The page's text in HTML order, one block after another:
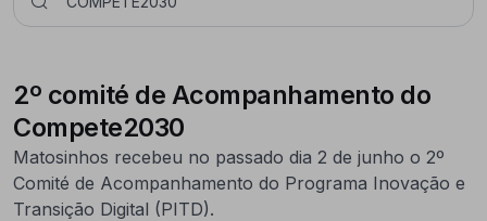
2º comité de Acompanhamento do
Compete2030
Matosinhos recebeu no passado dia 2 de junho o 2º
Comité de Acompanhamento do Programa Inovação e
Transição Digital (PITD).